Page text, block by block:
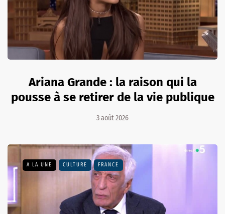
Ariana Grande : la raison qui la
pousse à se retirer de la vie publique
3 août 2026
A LA UNE CULTURE FRANCE